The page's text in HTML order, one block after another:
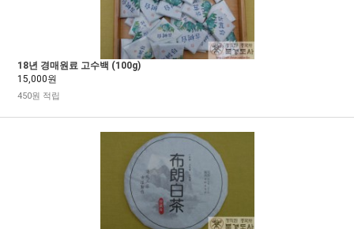
18년 경매원료 고수백 (100g)
15,000원
450원 적립